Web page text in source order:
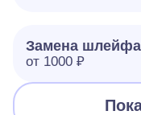
Замена
от 1000 ₽